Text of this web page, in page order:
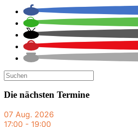
Die nächsten Termine
07 Aug. 2026
17:00 - 19:00